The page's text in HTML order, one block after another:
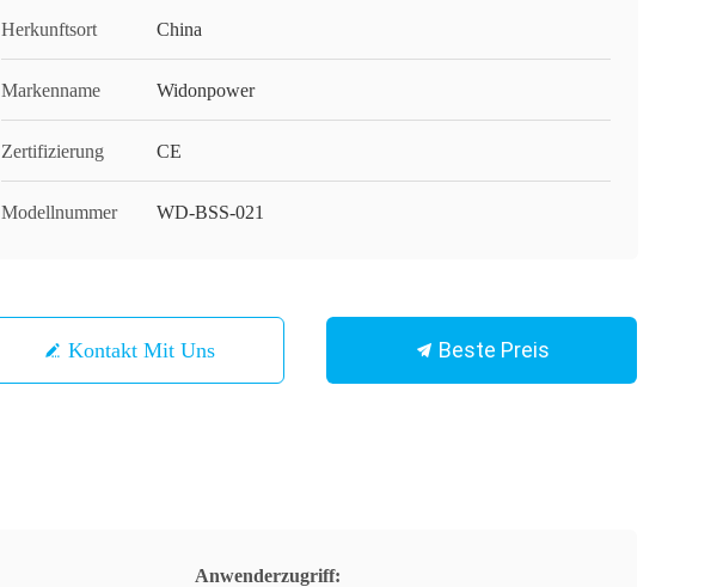
Herkunftsort China
Markenname Widonpower
Zertifizierung CE
Modellnummer WD-BSS-021
Kontakt Mit Uns Beste Preis
Anwenderzugriff: